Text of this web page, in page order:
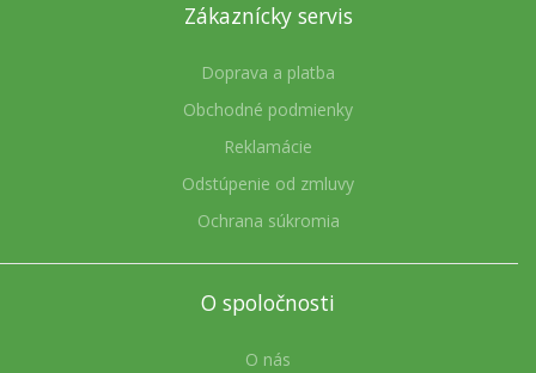
Zákaznícky servis
Doprava a platba
Obchodné podmienky
Reklamácie
Odstúpenie od zmluvy
Ochrana súkromia
O spoločnosti
O nás